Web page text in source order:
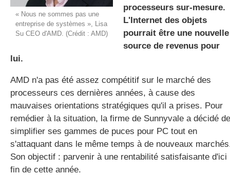
« Nous ne sommes pas une
entreprise de systèmes », Lisa
Su CEO d'AMD. (Crédit : AMD)
processeurs sur-mesure.
L'Internet des objets
pourrait être une nouvelle
source de revenus pour
lui.
AMD n'a pas été assez compétitif sur le marché des
processeurs ces dernières années, à cause des
mauvaises orientations stratégiques qu'il a prises. Pour
remédier à la situation, la firme de Sunnyvale a décidé de
simplifier ses gammes de puces pour PC tout en
s'attaquant dans le même temps à de nouveaux
Son objectif : parvenir à une rentabilité satisfaisante d'ici
fin de cette année.